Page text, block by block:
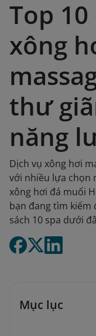
Top
xông
thư
năng
Dịch vụ xông hơi
với nhiều lựa chọn
xông hơi đá muối
bạn đang tìm kiếm
sách 10 spa dưới
Mục lục